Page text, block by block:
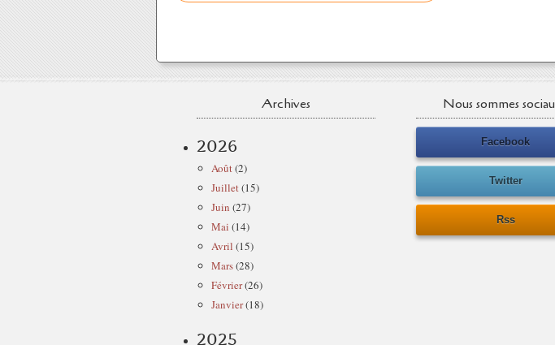
Archives
2026
Août(2)
Juillet(15)
Juin (27)
Mai (14)
Avril (15)
Mars(28)
Février(26)
Janvier(18)
2025
Nous sommes
Facebook
Twitter
Rss